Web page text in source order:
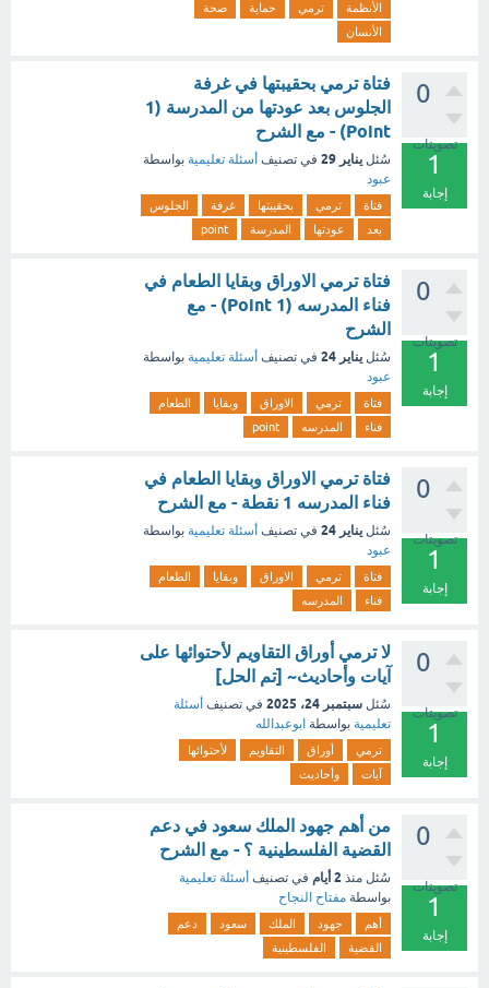
الأنظمة
ترمي حماية
صحة
الأنسان
0
تصويتات
1
إجابة
فتاة ترمي بحقيبتها في غرفة
الجلوس بعد عودتها من المدرسة (1
Point) - مع الشرح
سُئل يناير 29 في تصنيف أسئلة تعليمية بواسطة
عبود
فتاة ترمي بحقيبتها غرفة
الجلوس
بعد
عودتها المدرسة point
0
تصويتات
1
إجابة
فتاة ترمي الاوراق وبقايا الطعام في
فناء المدرسه (1 Point) - مع
الشرح
سُئل يناير 24 في تصنيف أسئلة تعليمية بواسطة
عبود
فتاة ترمي الاوراق وبقايا
الطعام
فناء
المدرسه point
0
تصويتات
1
إجابة
فتاة ترمي الاوراق وبقايا الطعام في
فناء المدرسه 1 نقطة - مع الشرح
سُئل يناير 24 في تصنيف أسئلة تعليمية بواسطة
عبود
فتاة ترمي الاوراق وبقايا
الطعام
فناء
المدرسه
0
تصويتات
1
إجابة
لا ترمي أوراق التقاويم لأحتوائها على
آيات وأحاديث~ [تم الحل]
سُئل سبتمبر 24، 2025 في تصنيف أسئلة
تعليمية بواسطة ابوعبدالله
ترمي أوراق التقاويم
لأحتوائها
آيات
وأحاديث
0
تصويتات
1
إجابة
من أهم جهود الملك سعود في دعم
القضية الفلسطينية ؟ - مع الشرح
سُئل منذ 2 أيام في تصنيف أسئلة تعليمية
بواسطة مفتاح النجاح
أهم جهود الملك سعود
دعم
القضية
الفلسطينية